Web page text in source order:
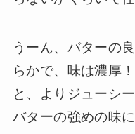
うーん、バターの
らかで、味は濃厚
と、よりジューシ
バターの強めの味